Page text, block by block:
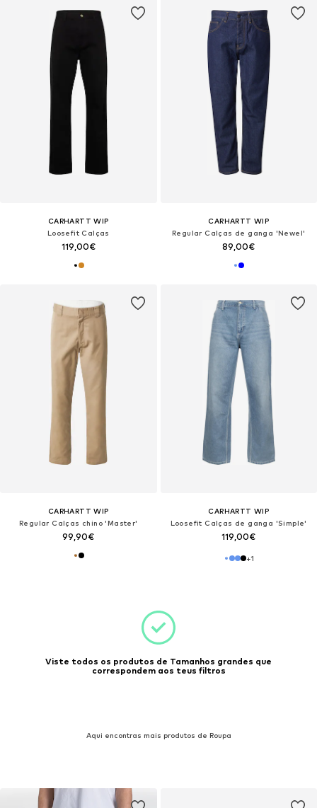
CARHARTT WIP
Loosefit Calças
119,00€
CARHARTT WIP
Regular Calças de ganga 'Newel'
89,00€
CARHARTT WIP
Regular Calças chino 'Master'
99,90€
CARHARTT WIP
Loosefit Calças de ganga 'Simple'
119,00€
+1
Viste todos os produtos de Tamanhos grandes que
correspondem aos teus filtros
Aqui encontras mais produtos de Roupa